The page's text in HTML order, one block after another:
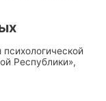
Республики»,